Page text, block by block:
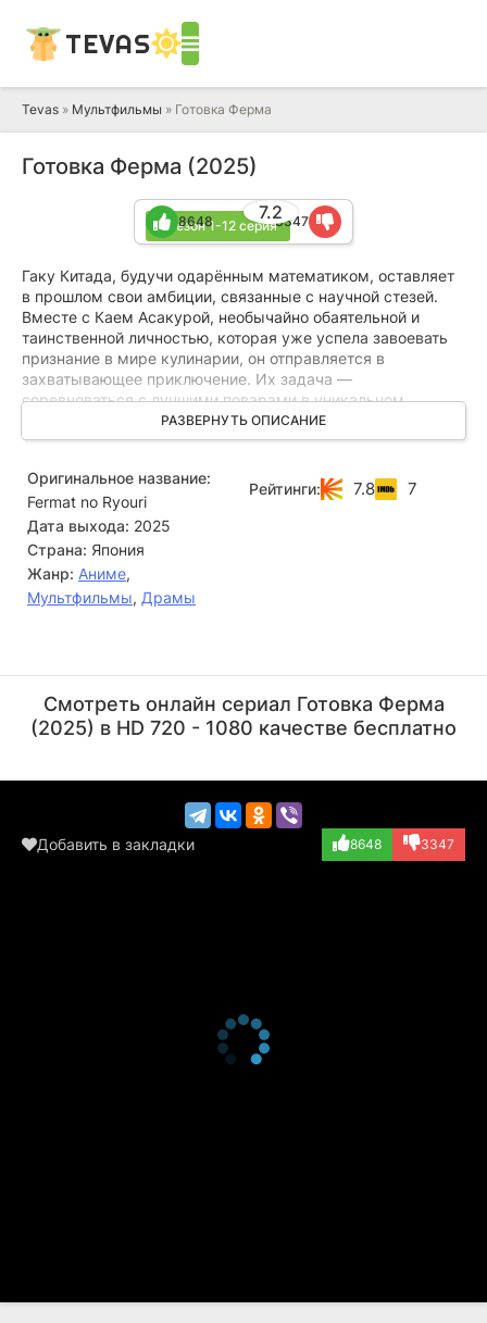
TEVAS
Tevas » Мультфильмы » Готовка Ферма
Готовка Ферма (2025)
1 сезон 1-12 серия
7.2
8648 3347
Гаку Китада, будучи одарённым математиком, оставляет
в прошлом свои амбиции, связанные с научной стезей.
Вместе с Каем Асакурой, необычайно обаятельной и
таинственной личностью, которая уже успела завоевать
признание в мире кулинарии, он отправляется в
захватывающее приключение. Их задача —
соревноваться с лучшими поварами в уникальном
телешоу, где главные роли играют математика и
искусство приготовления еды.
Гаку предстоит научиться переводить свои знания о
числах и формулах в изысканные блюда, создавая по-
настоящему гармоничные рецепты. Это будет не просто
испытанием его интеллекта, но и возможностью для
глубокого личностного роста. Под наставничеством Кая
он постепенно превращается из простого зрителя в
настоящего мастера кулинарного дела, открывая для
РАЗВЕРНУТЬ ОПИСАНИЕ
Оригинальное название:
Fermat no Ryouri
Дата выхода: 2025
Страна: Япония
Жанр: Аниме,
Мультфильмы, Драмы
Рейтинги: 7.8 7
(Councilman Tana...)
(Sakurai Executi...)
Смотреть онлайн сериал Готовка Ферма
(2025) в HD 720 - 1080 качестве бесплатно
Добавить в закладки 8648 3347